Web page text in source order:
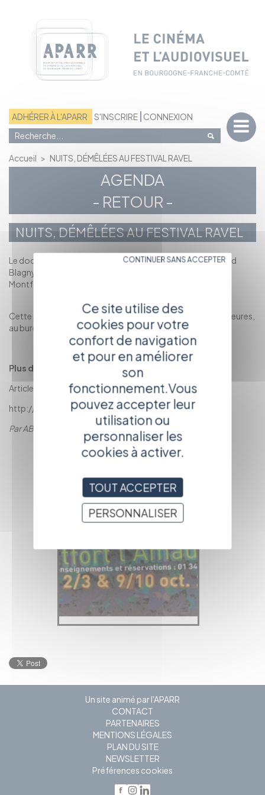
ADHÉRER À L'APARR S'INSCRIRE CONNEXION
Accueil > NUITS, DÉMÊLÉES AU FESTIVAL RAVEL
AGENDA
- RETOUR -
NUITS, DÉMÊLÉES AU FESTIVAL RAVEL
Le documentaire Nuits, Démêlées, réalisé par Anne Bramard
Blagny et Julia Blagny, a été sélectionné par le Festival de
Montfort l'Amaury, Les Journées Ravel.
Cette projection aura lieu le Samedi 9 Octobre 2010 à 18 heures,
au bureau du tourisme.
Plus d'informations :
Article paru dans Le Monde
http://www.abbreportages.com/
Par ABB Reportages
RETOUR À LA
PAGE
Un site animé par l'APARR
CONTACT
PARTENAIRES
MENTIONS LÉGALES
PLAN DU SITE
NEWSLETTER
Préférences cookies
Ce site utilise des
cookies pour votre
confort de navigation
et pour en améliorer
son
fonctionnement.Vous
pouvez accepter leur
utilisation ou
personnaliser les
cookies à activer.
TOUT ACCEPTER
CONTINUER SANS ACCEPTER
PERSONNALISER